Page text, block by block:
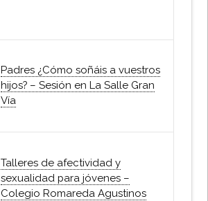
Padres ¿Cómo soñáis a vuestros
hijos? – Sesión en La Salle Gran
Vía
Talleres de afectividad y
sexualidad para jóvenes –
Colegio Romareda Agustinos